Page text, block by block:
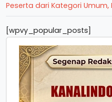
Peserta dari Kategori Umum,
[wpvy_popular_posts]